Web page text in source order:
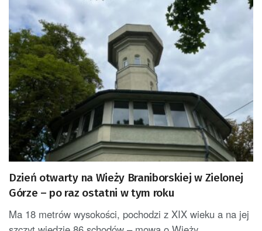
Dzień otwarty na Wieży Braniborskiej w Zielonej
Górze – po raz ostatni w tym roku
Ma 18 metrów wysokości, pochodzi z XIX wieku a na jej